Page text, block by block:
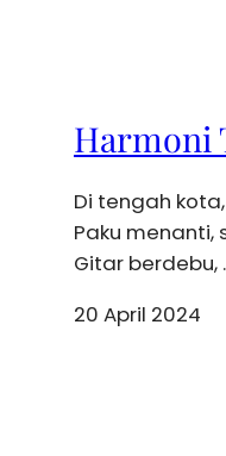
Harmoni
Di tengah
Paku menanti,
Gitar berdebu,
20 April 2024